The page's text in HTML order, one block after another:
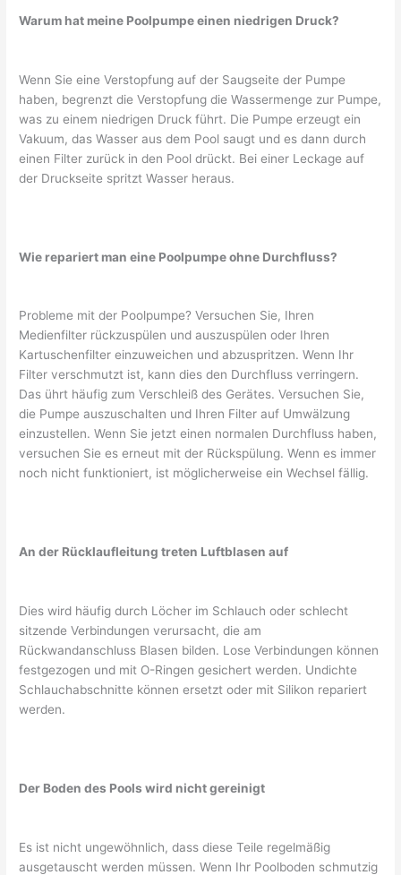
Warum hat meine Poolpumpe einen niedrigen Druck?
Wenn Sie eine Verstopfung auf der Saugseite der Pumpe
haben, begrenzt die Verstopfung die Wassermenge zur Pumpe,
was zu einem niedrigen Druck führt. Die Pumpe erzeugt ein
Vakuum, das Wasser aus dem Pool saugt und es dann durch
einen Filter zurück in den Pool drückt. Bei einer Leckage auf
der Druckseite spritzt Wasser heraus.
Wie repariert man eine Poolpumpe ohne Durchfluss?
Probleme mit der Poolpumpe? Versuchen Sie, Ihren
Medienfilter rückzuspülen und auszuspülen oder Ihren
Kartuschenfilter einzuweichen und abzuspritzen. Wenn Ihr
Filter verschmutzt ist, kann dies den Durchfluss verringern.
Das ührt häufig zum Verschleiß des Gerätes. Versuchen Sie,
die Pumpe auszuschalten und Ihren Filter auf Umwälzung
einzustellen. Wenn Sie jetzt einen normalen Durchfluss haben,
versuchen Sie es erneut mit der Rückspülung. Wenn es immer
noch nicht funktioniert, ist möglicherweise ein Wechsel fällig.
An der Rücklaufleitung treten Luftblasen auf
Dies wird häufig durch Löcher im Schlauch oder schlecht
sitzende Verbindungen verursacht, die am
Rückwandanschluss Blasen bilden. Lose Verbindungen können
festgezogen und mit O-Ringen gesichert werden. Undichte
Schlauchabschnitte können ersetzt oder mit Silikon repariert
werden.
Der Boden des Pools wird nicht gereinigt
Es ist nicht ungewöhnlich, dass diese Teile regelmäßig
ausgetauscht werden müssen. Wenn Ihr Poolboden schmutzig